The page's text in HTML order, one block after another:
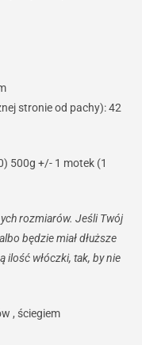
stronie od pachy): 42
500g +/- 1 motek (1
rozmiarów. Jeśli Twój
będzie miał dłuższe
ilość włóczki, tak, by nie
, ściegiem